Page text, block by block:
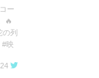
ー
🔥
列
映